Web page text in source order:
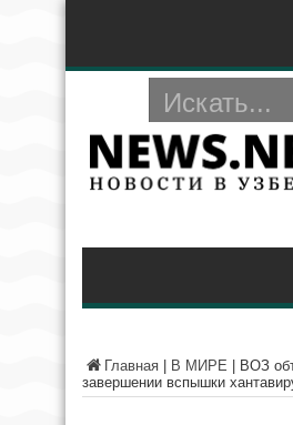
Главная В МИРЕ
ВОЗ
завершении вспышки